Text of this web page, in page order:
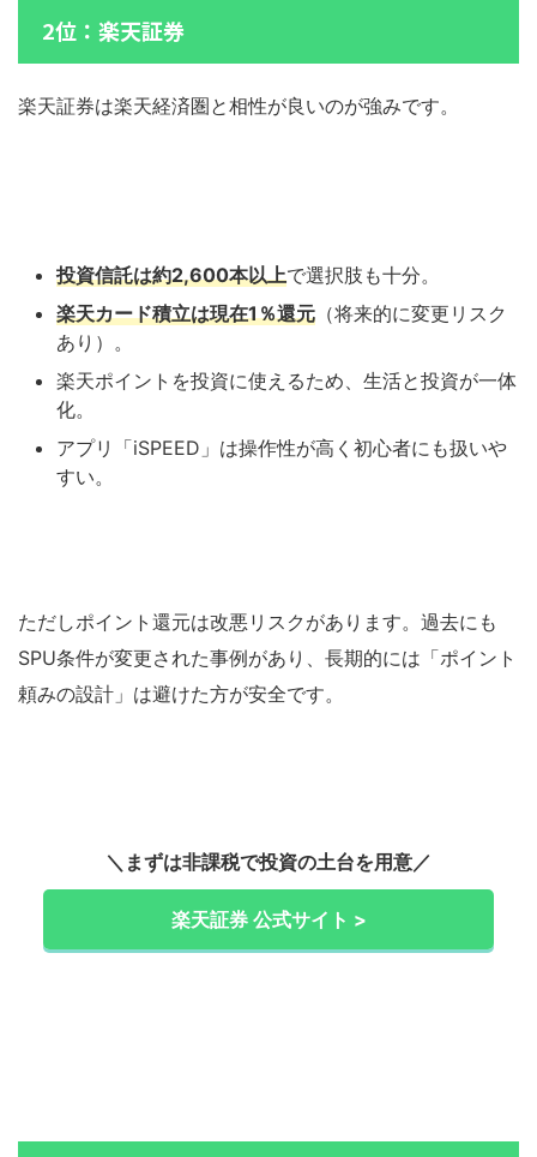
2位：楽天証券
楽天証券は楽天経済圏と相性が良いのが強みです。
投資信託は約2,600本以上で選択肢も十分。
楽天カード積立は現在1％還元 （将来的に変更リスク
あり）。
楽天ポイントを投資に使えるため、生活と投資が一体
化。
アプリ「iSPEED」は操作性が高く初心者にも扱いや
すい。
ただしポイント還元は改悪リスクがあります。過去にも
SPU条件が変更された事例があり、長期的には「ポイント
頼みの設計」は避けた方が安全です。
＼まずは非課税で投資の土台を用意／
楽天証券 公式サイト >